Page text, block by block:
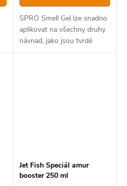
SPRO Smell Gel lze snadno
aplikovat na všechny druhy
návnad, jako jsou tvrdé
návnady, měkké návnady a
Jet Fish Speciál amur
booster 250 ml